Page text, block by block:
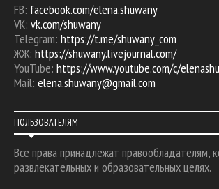
FB: facebook.com/elena.shuwany
VK: vk.com/shuwany
Telegram: https://t.me/shuwany_com
ЖЖ: https://shuwany.livejournal.com/
YouTube: https://www.youtube.com/c/
Mail: elena.shuwany@gmail.com
ПОЛЬЗОВАТЕЛЯМ
Все права принадлежат правообладателям,
развлекательных и образовательных целях.